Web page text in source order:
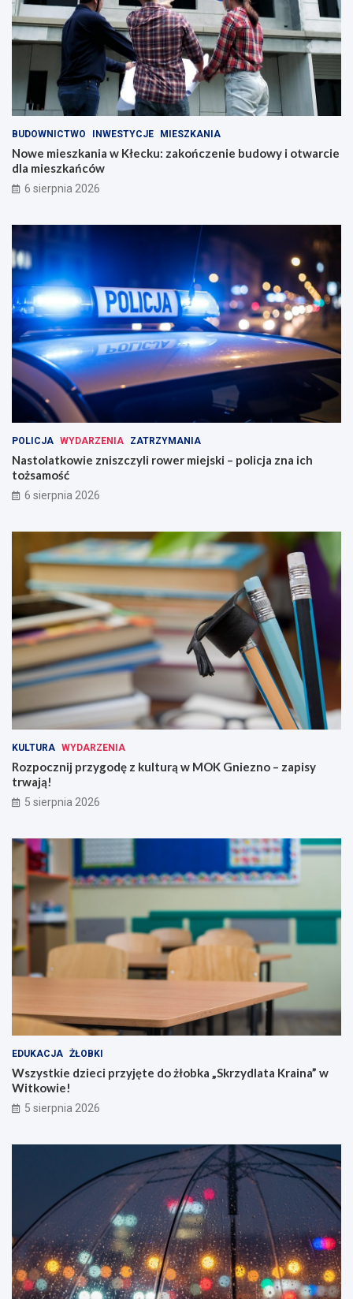
BUDOWNICTWO INWESTYCJE MIESZKANIA
Nowe mieszkania w Kłecku: zakończenie budowy i otwarcie
dla mieszkańców
6 sierpnia 2026
POLICJA WYDARZENIA ZATRZYMANIA
Nastolatkowie zniszczyli rower miejski – policja zna ich
tożsamość
6 sierpnia 2026
KULTURA WYDARZENIA
Rozpocznij przygodę z kulturą w MOK Gniezno – zapisy
trwają!
5 sierpnia 2026
EDUKACJA ŻŁOBKI
Wszystkie dzieci przyjęte do żłobka „Skrzydlata Kraina” w
Witkowie!
5 sierpnia 2026